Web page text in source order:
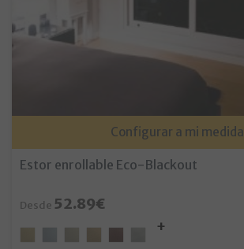
Configurar a mi medida
Estor enrollable Eco-Blackout
Desde 52.89€